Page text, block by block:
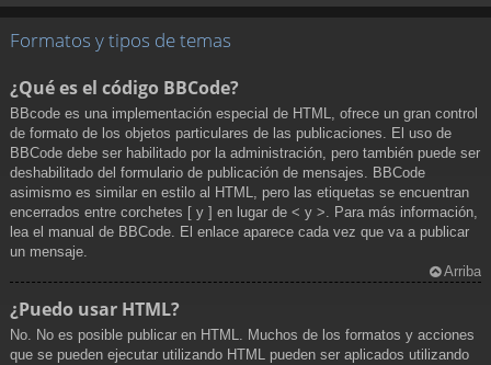
Formatos y tipos de temas
¿Qué es el código BBCode?
BBcode es una implementación especial de HTML, ofrece un gran control
de formato de los objetos particulares de las publicaciones. El uso de
BBCode debe ser habilitado por la administración, pero también puede ser
deshabilitado del formulario de publicación de mensajes. BBCode
asimismo es similar en estilo al HTML, pero las etiquetas se encuentran
encerrados entre corchetes [ y ] en lugar de < y >. Para más información,
lea el manual de BBCode. El enlace aparece cada vez que va a publicar
un mensaje.
Arriba
¿Puedo usar HTML?
No. No es posible publicar en HTML. Muchos de los formatos y acciones
que se pueden ejecutar utilizando HTML pueden ser aplicados utilizando